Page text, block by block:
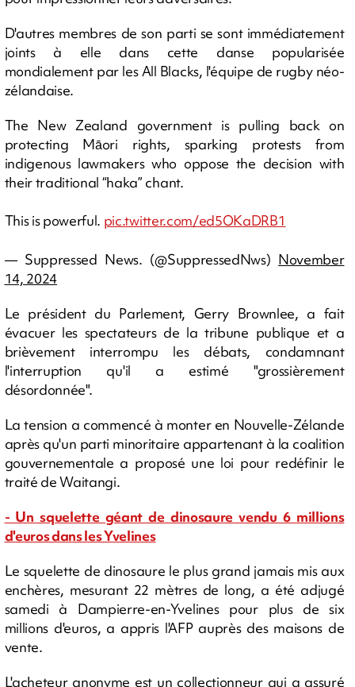
D'autres membres de son parti se sont immédiatement
joints à elle dans cette danse popularisée
mondialement par les All Blacks, l'équipe de rugby néo-
zélandaise.
The New Zealand government is pulling back on
protecting Māori rights, sparking protests from
indigenous lawmakers who oppose the decision with
their traditional “haka” chant.
This is powerful. pic.twitter.com/ed5OKaDRB1
— Suppressed News. (@SuppressedNws) November
14, 2024
Le président du Parlement, Gerry Brownlee, a fait
évacuer les spectateurs de la tribune publique et a
brièvement interrompu les débats, condamnant
l'interruption qu'il a estimé "grossièrement
désordonnée".
La tension a commencé à monter en Nouvelle-Zélande
après qu'un parti minoritaire appartenant à la coalition
gouvernementale a proposé une loi pour redéfinir le
traité de Waitangi.
- Un squelette géant de dinosaure vendu 6 millions
d'euros dans les Yvelines
Le squelette de dinosaure le plus grand jamais mis aux
enchères, mesurant 22 mètres de long, a été adjugé
samedi à Dampierre-en-Yvelines pour plus de six
millions d'euros, a appris l'AFP auprès des maisons de
vente.
L'acheteur anonyme est un collectionneur qui a assuré